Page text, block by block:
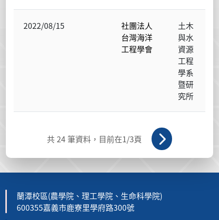
2022/08/15
社團法人
台灣海洋
工程學會
土木
與水
資源
工程
學系
暨研
究所
共24 筆資料，目前在1/3頁
蘭潭校區(農學院、理工學院、生命科學院)
600355嘉義市鹿寮里學府路300號